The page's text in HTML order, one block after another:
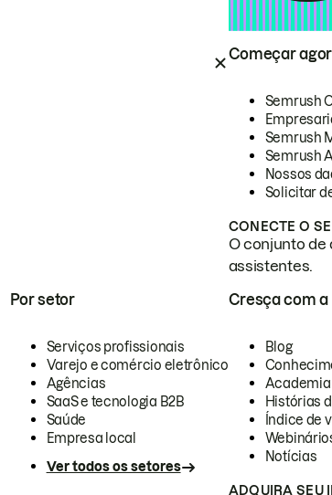
Começar
Semrush
Semrush
Semrush
Nossos
Solicitar
CONECTE O
O conjunto de
assistentes.
Por setor
Serviços profissionais
Varejo e comércio eletrônico
Agências
SaaS e tecnologia B2B
Saúde
Empresa local
Ver todos os setores
Cresça com a
Blog
Academia
Histórias
Índice de
Notícias
ADQUIRA SEU